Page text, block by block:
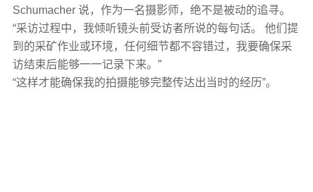
Schumacher 说，作为一名摄影师，绝不是被动的追寻。
“采访过程中，我倾听镜头前受访者所说的每句话。 他们提
到的采矿作业或环境，任何细节都不容错过，我要确保采
访结束后能够一一记录下来。”
“这样才能确保我的拍摄能够完整传达出当时的经历”。